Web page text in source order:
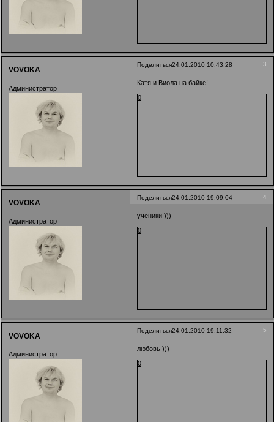
Поделиться 3
24.01.2010 10:43:28
VOVOKA
Администратор
Катя и Виола на байке!
0
Поделиться 4
24.01.2010 19:09:04
VOVOKA
Администратор
ученики )))
0
Поделиться 5
24.01.2010 19:11:32
VOVOKA
Администратор
любовь )))
0